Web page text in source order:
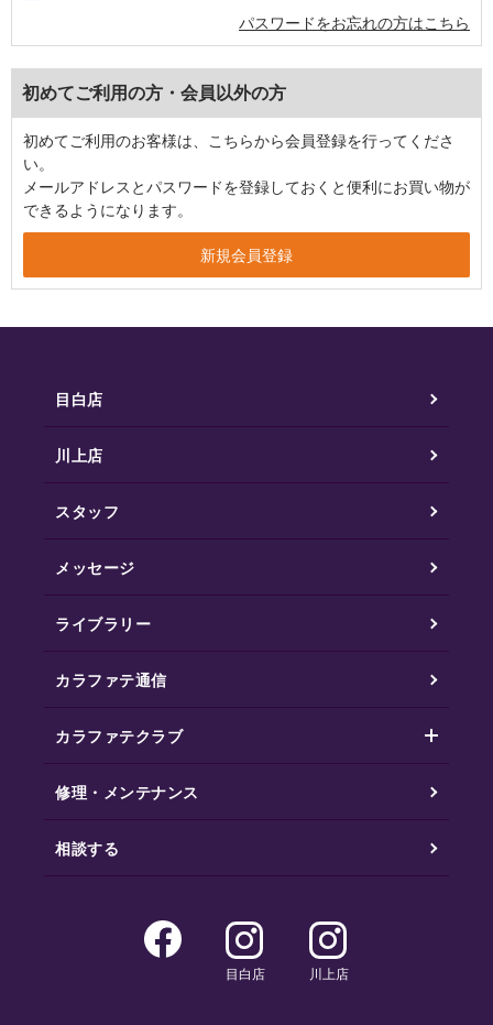
パスワードをお忘れの方はこちら
初めてご利用の方・会員以外の方
初めてご利用のお客様は、こちらから会員登録を行ってくださ
い。
メールアドレスとパスワードを登録しておくと便利にお買い物が
できるようになります。
目白店
川上店
スタッフ
メッセージ
ライブラリー
カラファテ通信
カラファテクラブ
修理・メンテナンス
相談する
目白店 川上店